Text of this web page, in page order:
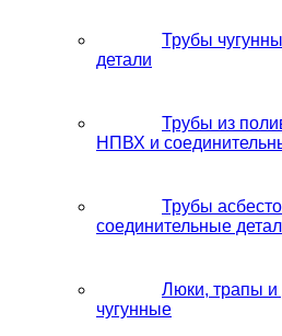
Трубы
детали
Трубы из
НПВХ и
Трубы
соединительные
Люки, трапы и
чугунные